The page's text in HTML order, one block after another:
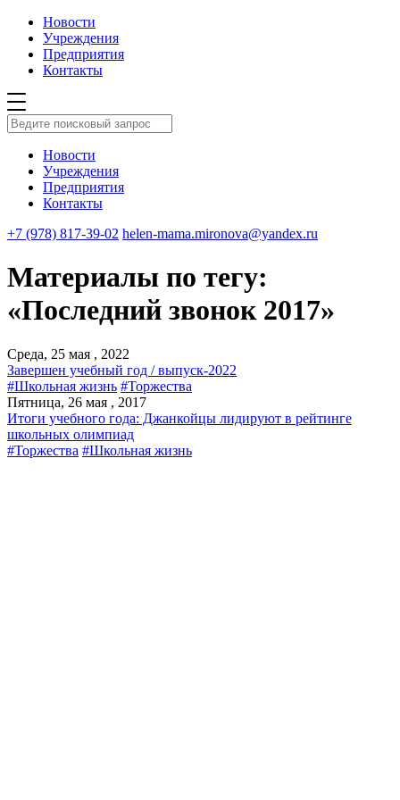
Новости
Учреждения
Предприятия
Контакты
Новости
Учреждения
Предприятия
Контакты
+7 (978) 817-39-02 helen-mama.mironova@yandex.ru
Материалы по тегу:
«Последний звонок 2017»
Среда, 25 мая , 2022
Завершен учебный год / выпуск-2022
#Школьная жизнь #Торжества
Пятница, 26 мая , 2017
Итоги учебного года: Джанкойцы лидируют в рейтинге
школьных олимпиад
#Торжества #Школьная жизнь